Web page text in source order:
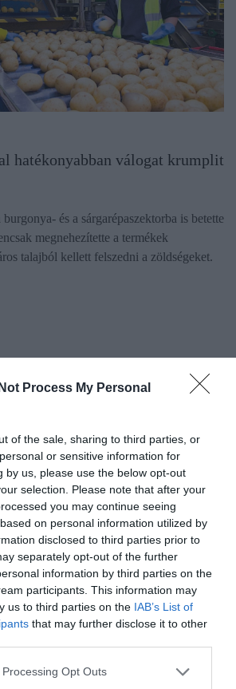
Process My Personal
of the sale, sharing to third parties, or
or sensitive information for
by us, please use the below opt-out
selection. Please note that after your
you may continue seeing
on personal information utilized by
disclosed to third parties prior to
separately opt-out of the further
information by third parties on the
participants. This information may
us to third parties on the IAB’s List of
that may further disclose it to other
website/app uses one or more Google
Opt Outs
hatékonyabban válogat krumplit
és a sárgarépaszektorba is betette
megnehezítette a termékek
talajból kellett felszedni a zöldségeket.